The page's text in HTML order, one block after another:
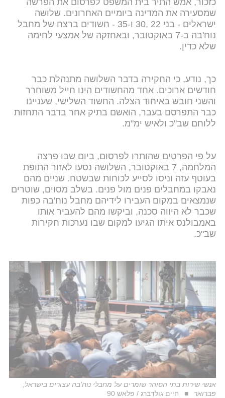
שמסעירה את המדינה ביומיים האחרונים. שלושה
ישראלים - בני 22 ,30 ו-35 - חשודים ברצח של מחבל
נוח'בה ב-7 באוקטובר, ובאחזקה של אמצעי לחימה
שלא כדין.
כך, נודע, כי החקירה בדבר השלושה מתנהלת כבר
חודשים ארוכים. אחד מהחשודים הינו חייל משוחרר
והשני חובש באיחוד הצלה. החשוד השלישי, שעניינו
כבר התפרסם בעבר, הואשם בתיק אחר בדבר התחזות
ללוחם שב"כ ולאיש ימ"מ.
על פי הפרטים שהותרו לפרסום, ביום שבו פרצה
המלחמה, 7 באוקטובר, השלושה נסעו לאזור התופת
בעוטף עזה וניסו לסייע לכוחות שבשטח. שניים מהם
נאבקו במחבלים פנים מול פנים. בשלב מסוים, שוטרים
שנמצאים במקום העבירו לידיהם מחבל נוח'בה כפות
שכבר לא היווה סכנה, וביקשו מהם להעביר אותו
באמבולנס איתו הגיעו למקום שבו נערכות חקירות
שב"כ.
אנשי שירות בתי הסוהר שומרים על מחבלי נוח'בה עצורים בישראל,
פברואר
חיים גולדברג / פלאש 90